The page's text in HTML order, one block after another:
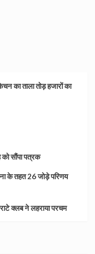
का ताला तोड़ हजारों का
को सौंपा पत्रक
के तहत 26 जोड़े परिणय
क्लब ने लहराया परचम